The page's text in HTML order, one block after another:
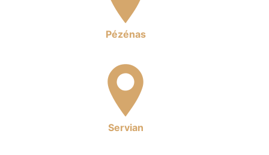
Pézénas
Servian